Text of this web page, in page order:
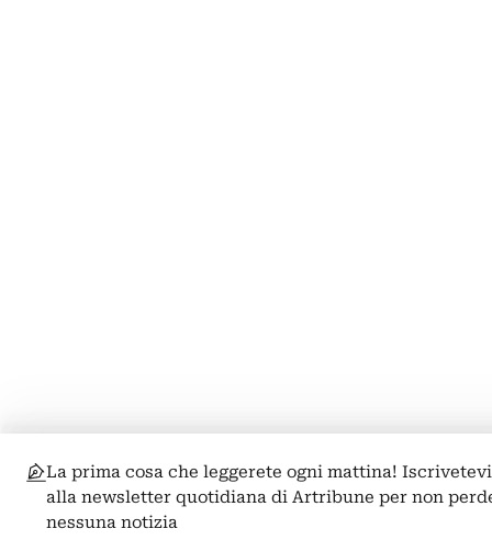
La prima cosa che leggerete ogni mattina! Iscrivetevi
alla newsletter quotidiana di Artribune per non
nessuna notizia